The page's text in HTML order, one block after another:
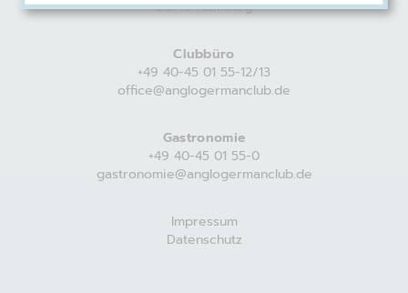
20149 Hamburg
Clubbüro
+49 40-45 01 55-12/13
office@anglogermanclub.de
Gastronomie
+49 40-45 01 55-0
gastronomie@anglogermanclub.de
Impressum
Datenschutz